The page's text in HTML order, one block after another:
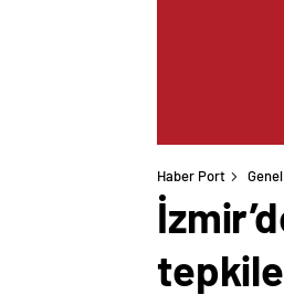
Haber Port Genel